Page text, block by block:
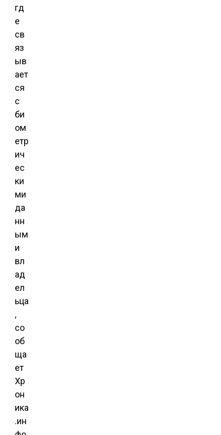
гд
е
св
яз
ыв
ает
ся
с
би
ом
етр
ич
ес
ки
ми
да
нн
ым
и
вл
ад
ел
ьца
,
со
об
ща
ет
Хр
он
ика
.ин